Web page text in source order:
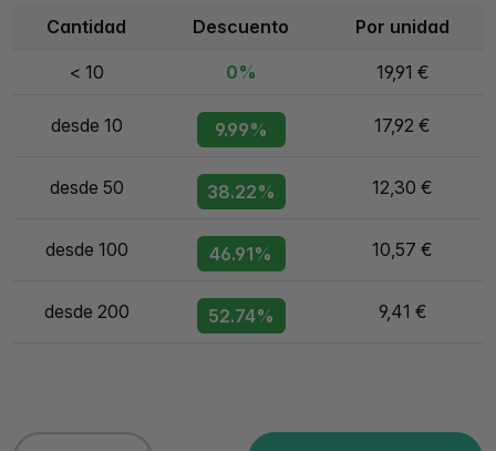
Cantidad Descuento Por unidad
< 10 0% 19,91 €
desde 10 9.99% 17,92 €
desde 50 38.22% 12,30 €
desde 100 46.91% 10,57 €
desde 200 52.74% 9,41 €